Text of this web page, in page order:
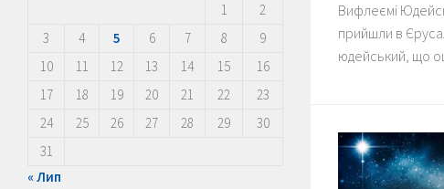
Вифлеємі
прийшли в
юдейський, що
1
2
3
4 5 6 7 8
9
10
11 12 13 14 15
16
17
18 19 20 21 22
23
24
25 26 27 28 29
30
31
« Лип